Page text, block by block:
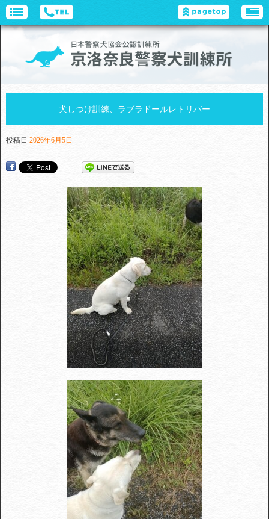
犬しつけ訓練、ラブラドールレトリバー
投稿日 2026年6月5日